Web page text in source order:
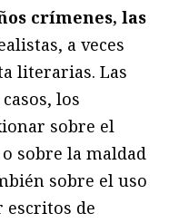
crímenes, las
a veces
literarias. Las
los
sobre el
sobre la maldad
sobre el uso
escritos de